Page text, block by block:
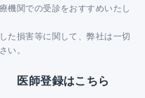
機関での受診をおすすめいたし
た損害等に関して、弊社は一切
い。
医師登録はこちら